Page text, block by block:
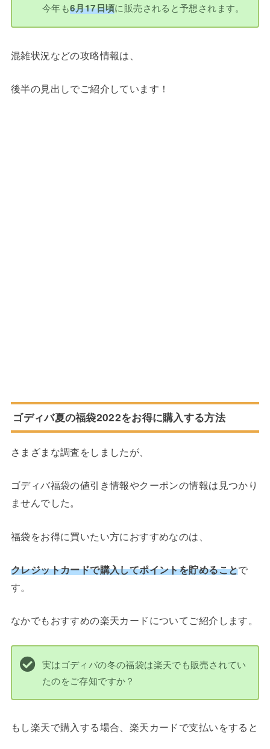
今年も6月17日頃に販売されると予想されます。
混雑状況などの攻略情報は、
後半の見出しでご紹介しています！
ゴディバ夏の福袋2022をお得に購入する方法
さまざまな調査をしましたが、
ゴディバ福袋の値引き情報やクーポンの情報は見つかり
ませんでした。
福袋をお得に買いたい方におすすめなのは、
クレジットカードで購入してポイントを貯めることで
す。
なかでもおすすめの楽天カードについてご紹介します。
実はゴディバの冬の福袋は楽天でも販売されてい
たのをご存知ですか？
もし楽天で購入する場合、楽天カードで支払いをすると